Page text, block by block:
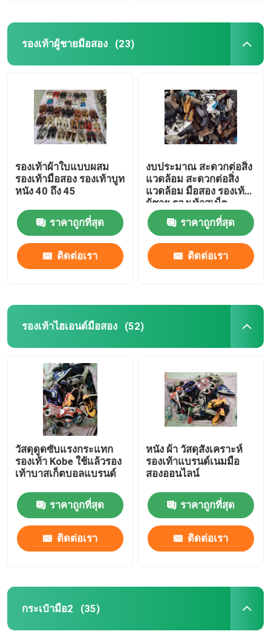
รองเท้าผู้ชายมือสอง (23)
รองเท้าผ้าใบแบบผสม
รองเท้ามือสอง รองเท้าบูท
หนัง 40 ถึง 45
ราคาถูกที่สุด
ติดต่อเรา
งบประมาณ สะดวกต่อสิ่ง
แวดล้อม สะดวกต่อสิ่ง
แวดล้อม มือสอง รองเท้า
ผู้ชาย รองเท้าสเน็ต
ราคาถูกที่สุด
ติดต่อเรา
รองเท้าไฮเอนด์มือสอง (52)
วัสดุดูดซับแรงกระแทก
รองเท้า Kobe ใช้แล้วรอง
เท้าบาสเก็ตบอลแบรนด์
ราคาถูกที่สุด
ติดต่อเรา
หนัง ผ้า วัสดุสังเคราะห์
รองเท้าแบรนด์เนมมือ
สองออนไลน์
ราคาถูกที่สุด
ติดต่อเรา
กระเป๋ามือ2 (35)